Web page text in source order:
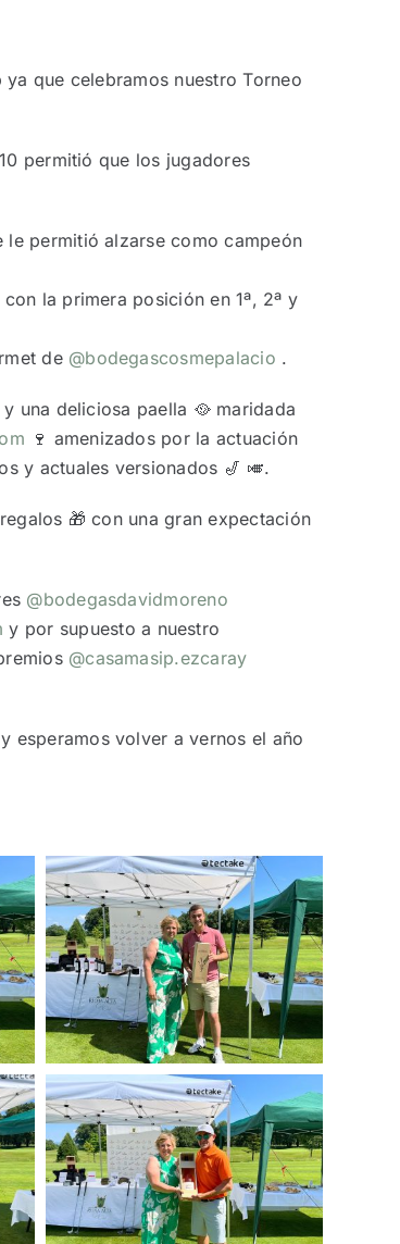
que celebramos nuestro Torneo
permitió que los jugadores
permitió alzarse como campeón
la primera posición en 1ª, 2ª y
de @bodegascosmepalacio .
una deliciosa paella 🥘 maridada
🍷 amenizados por la actuación
y actuales versionados 🎷 🎺.
🎁 con una gran expectación
@bodegasdavidmoreno
y por supuesto a nuestro
@casamasip.ezcaray
esperamos volver a vernos el año